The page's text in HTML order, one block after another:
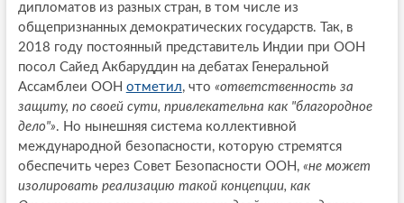
дипломатов из разных стран, в том числе из
общепризнанных демократических государств. Так, в
2018 году постоянный представитель Индии при ООН
посол Сайед Акбаруддин на дебатах Генеральной
Ассамблеи ООН отметил, что «ответственность за
защиту, по своей сути, привлекательна как "благородное
дело"». Но нынешняя система коллективной
международной безопасности, которую стремятся
обеспечить через Совет Безопасности ООН, «не может
изолировать реализацию такой концепции, как